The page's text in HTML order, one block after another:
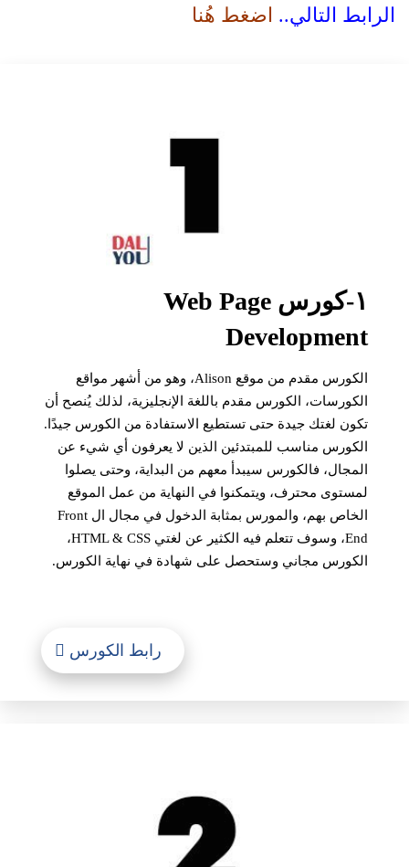
الرابط التالي.. اضغط هُنا
١-كورس Web Page
Development
الكورس مقدم من موقع Alison، وهو من أشهر مواقع
الكورسات، الكورس مقدم باللغة الإنجليزية، لذلك يُنصح أن
تكون لغتك جيدة حتى تستطيع الاستفادة من الكورس جيدًا.
الكورس مناسب للمبتدئين الذين لا يعرفون أي شيء عن
المجال، فالكورس سيبدأ معهم من البداية، وحتى يصلوا
لمستوى محترف، ويتمكنوا في النهاية من عمل الموقع
الخاص بهم، والمورس بمثابة الدخول في مجال ال Front
End، وسوف تتعلم فيه الكثير عن لغتي HTML & CSS،
الكورس مجاني وستحصل على شهادة في نهاية الكورس.
رابط الكورس